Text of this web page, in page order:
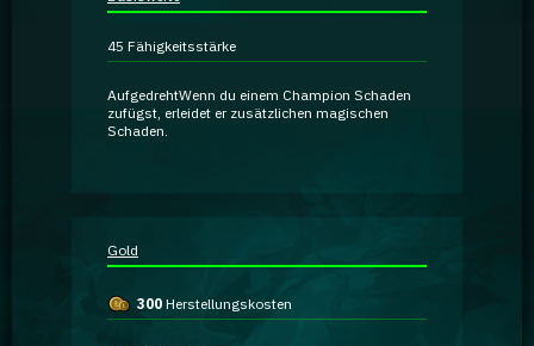
GA Coachie Chat
45 Fähigkeitsstärke
AufgedrehtWenn du einem Champion Schaden
zufügst, erleidet erzusätzlichen magischen
Schaden.
Gold
300 Herstellungskosten